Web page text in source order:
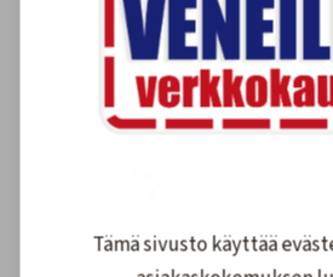
Asiakkaidemme
Kirjoita
asiakaskokemuksen
Hyväksy